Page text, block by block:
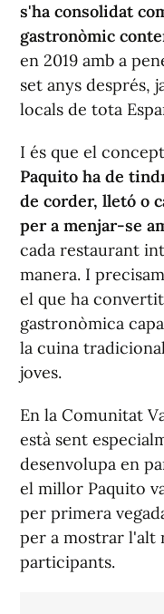
s'ha consolidat
gastronòmic
en 2019 amb a
set anys després,
locals de tota
I és que el
Paquito ha de
de corder, lletó o
per a menjar-se
cada restaurant
manera. I
el que ha
gastronòmica
la cuina
joves.
En la Comunitat
està sent
desenvolupa en
el millor Paquito
per primera
per a mostrar l'alt
participants.